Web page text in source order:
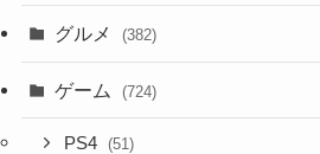
グルメ (382)
ゲーム (724)
PS4 (51)